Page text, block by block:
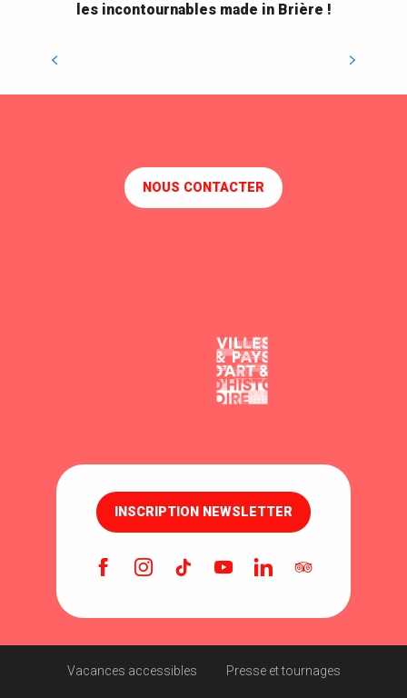
les incontournables made in Brière !
Saint-Malo-de-Guersac
NOUS CONTACTER
INSCRIPTION NEWSLETTER
Vacances accessibles Presse et tournages